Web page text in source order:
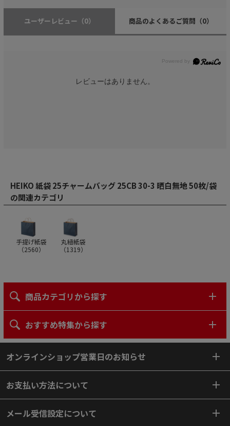
ユーザーレビュー （0） 商品のよくあるご質問 （0）
レビューはありません。
HEIKO 紙袋 25チャームバッグ 25CB 30-3 晒白無地 50枚/袋
の関連カテゴリ
手提げ紙袋
（2560）
丸紐紙袋
（1319）
商品カテゴリから探す
おすすめ特集から探す
オンラインショップ営業日のお知らせ
お支払い方法について
メール受信設定について